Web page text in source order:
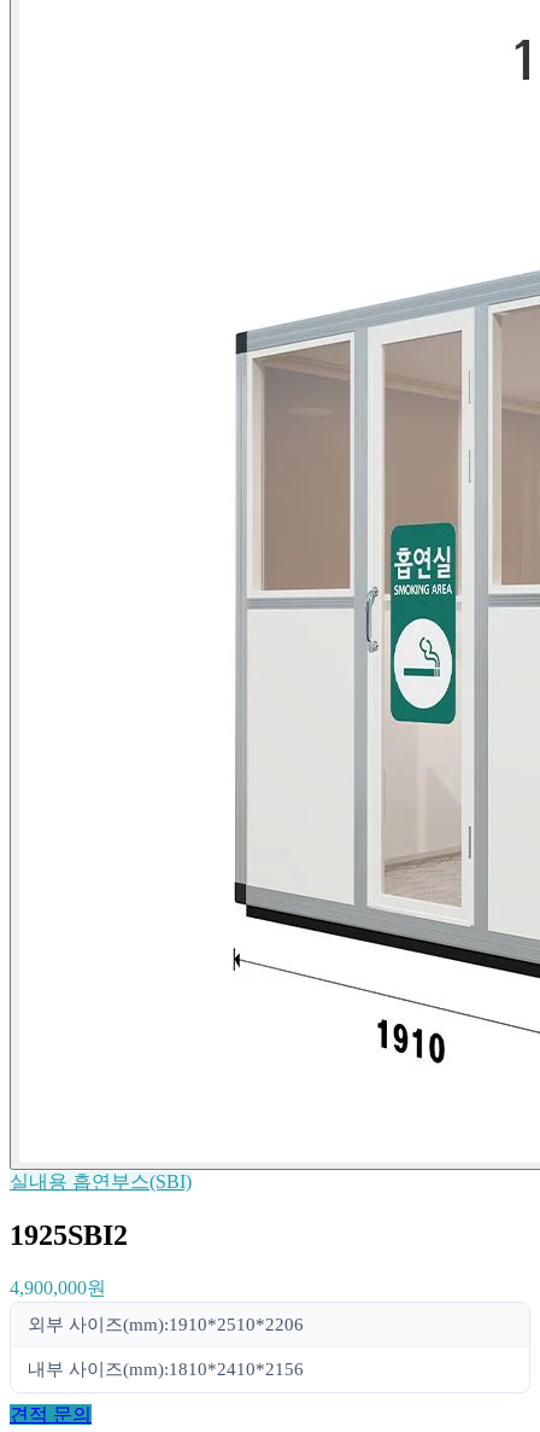
실내용 흡연부스(SBI)
1925SBI2
4,900,000원
외부 사이즈(mm):1910*2510*2206
내부 사이즈(mm):1810*2410*2156
견적 문의